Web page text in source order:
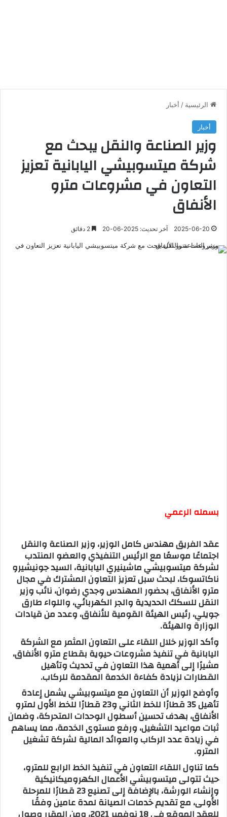
الرئيسية / أخبار
أخبار
وزير الصناعة والنقل يبحث مع
شركة ميتسوبيشي اليابانية تعزيز
التعاون في مشروعات مترو
الأنفاق
2025-06-20 آخر تحديث: 2025-06-20
بسمله الرعمي
عقد الفريق مهندس كامل الوزير، وزير الصناعة والنقل
اجتماعًا موسعًا مع الرئيس التنفيذي والعضو المنتدب
لشركة ميتسوبيشي ماشينيري اليابانية، السيد جونيشيرو
ناكاتسوكا، لبحث سبل تعزيز التعاون المشترك في مجال
مترو الأنفاق، بحضور المهندس وجدي رضوان، نائب وزير
النقل للسكك الحديدية والجر الكهربائي، واللواء طارق
جويلي، رئيس الهيئة القومية للأنفاق، وعدد من قيادات
الوزارة والهيئة.
وأكد الوزير خلال اللقاء على التعاون المثمر مع الشركة
اليابانية في تنفيذ مشروعات حيوية بقطاع مترو الأنفاق،
مشيرًا إلى أهمية هذا التعاون في تحديث وتأهيل
القطارات لزيادة كفاءة الخدمة المقدمة للركاب.
وأوضح الوزير أن التعاون مع ميتسوبيشي يشمل إعادة
تأهيل 35 قطارًا للخط الثاني و23 قطارًا للخط الأول لمترو
الأنفاق، بهدف تحسين أسطول الوحدات المتحركة، وضمان
ثبات مواعيد التشغيل، ورفع مستوى الخدمة، مما يساهم
في زيادة عدد الركاب والعوائد المالية لشركة تشغيل
المترو.
كما تناول اللقاء التعاون في تنفيذ الخط الرابع للمترو،
حيث تتولى ميتسوبيشي الأعمال الكهروميكانيكية
وإنشاء الورشة، بالإضافة إلى تصنيع 23 قطارًا للمرحلة
الأولى، مع تقديم خدمات الصيانة لمدة عامين وفقًا